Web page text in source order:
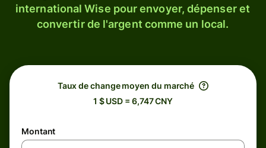
international Wise pour envoyer, dépenser et
convertir de l'argent comme un local.
Taux de change moyen du marché
1 $ USD = 6,747 CNY
Montant